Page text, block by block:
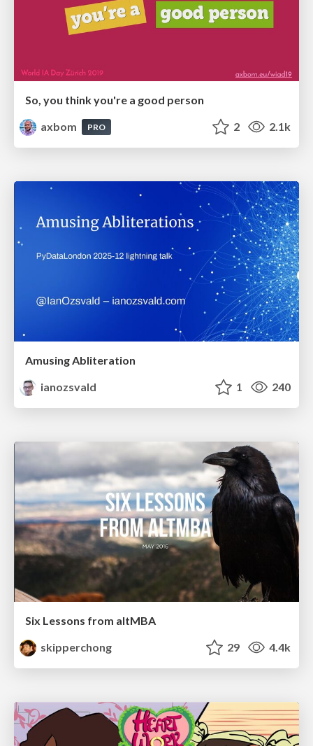
So, you think you're a good person
axbom
PRO 2 2.1k
Amusing Abliteration
ianozsvald
1 240
Six Lessons from altMBA
skipperchong
29 4.4k